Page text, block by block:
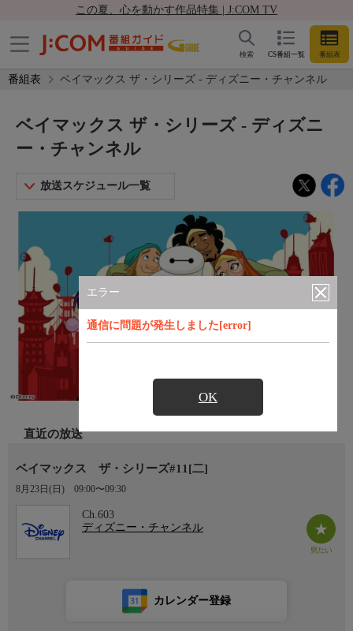
この夏、心を動かす作品特集 | J:COM TV
CS番組一覧 番組表
検索
番組表 ベイマックス ザ・シリーズ - ディズニー・チャンネル
エラー
通信に問題が発生しました[error]
OK
ベイマックス ザ・シリーズ - ディズニ
ー・チャンネル
放送スケジュール一覧
直近の放送
ベイマックス ザ・シリーズ#11[二]
8月23日(日) 09:00〜09:30
Ch.603
ディズニー・チャンネル
カレンダー登録